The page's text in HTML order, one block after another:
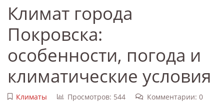
Климат города
Покровска:
особенности, погода и
климатические условия
Климаты Просмотров: 544
Комментарии: 0